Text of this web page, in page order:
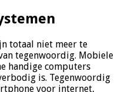
totaal niet meer te
tegenwoordig. Mobiele
handige computers
is. Tegenwoordig
voor internet,